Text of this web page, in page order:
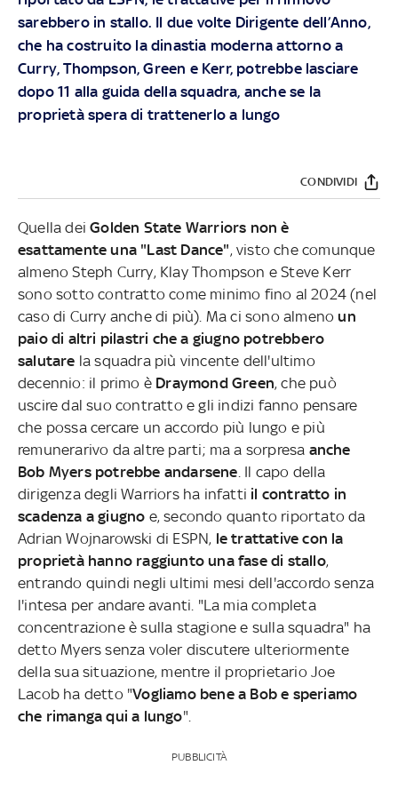
sarebbero in stallo. Il due volte Dirigente dell’Anno,
che ha costruito la dinastia moderna attorno a
Curry, Thompson, Green e Kerr, potrebbe lasciare
dopo 11 alla guida della squadra, anche se la
proprietà spera di trattenerlo a lungo
CONDIVIDI
Quella deiGolden State Warriors non è
esattamente una "Last Dance", visto che comunque
almeno Steph Curry, Klay Thompson e Steve Kerr
sono sotto contratto come minimo fino al 2024 (nel
caso di Curry anche di più). Ma ci sono almenoun
paio di altri pilastri che a giugno potrebbero
salutare la squadra più vincente dell'ultimo
decennio: il primo è Draymond Green, che può
uscire dal suo contratto e gli indizi fanno pensare
che possa cercare un accordo più lungo e più
remunerarivo da altre parti; ma a sorpresa anche
Bob Myers potrebbe andarsene . Il capo della
dirigenza degli Warriors ha infatti il contratto in
scadenza a giugno e, secondo quanto riportato da
Adrian Wojnarowski di ESPN, le trattative con la
proprietà hanno raggiunto una fase di stallo,
entrando quindi negli ultimi mesi dell'accordo senza
l'intesa per andare avanti. "La mia completa
concentrazione è sulla stagione e sulla squadra" ha
detto Myers senza voler discutere ulteriormente
della sua situazione, mentre il proprietario Joe
Lacob ha detto "Vogliamo bene a Bob e speriamo
che rimanga qui a lungo".
PUBBLICITÀ